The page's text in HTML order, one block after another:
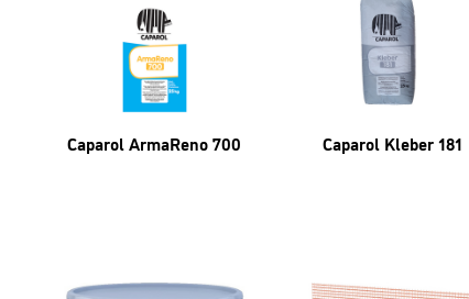
Caparol ArmaReno 700 Caparol Kleber 181